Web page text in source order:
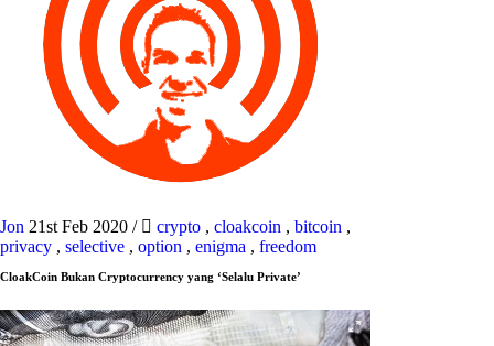
Jon 21st Feb 2020 / crypto , cloakcoin , bitcoin ,
privacy , selective , option , enigma , freedom
CloakCoin Bukan Cryptocurrency yang ‘Selalu Private’